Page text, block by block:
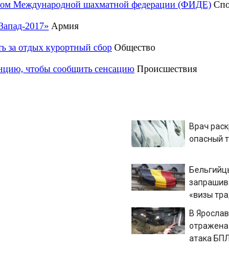
Международной шахматной федерации (ФИДЕ)
2017» Армия
за отдых курортный сбор Общество
чтобы сообщить сенсацию Происшествия
Врач
опасный
«визы
В
атака